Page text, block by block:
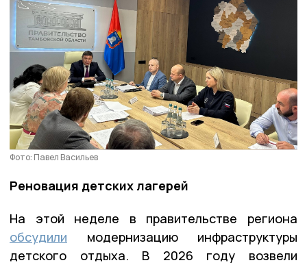
Фото: Павел Васильев
Реновация детских лагерей
На этой неделе в правительстве региона
обсудили модернизацию инфраструктуры
детского отдыха. В 2026 году возвели